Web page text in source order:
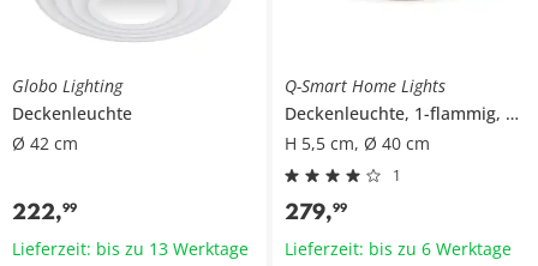
Globo Lighting
Deckenleuchte
Ø 42 cm
222,99
Lieferzeit: bis zu 13 Werktage
Q-Smart Home Lights
Deckenleuchte, 1-flammig, nickel matt
H 5,5 cm, Ø 40 cm
1
279,99
Lieferzeit: bis zu 6 Werktage